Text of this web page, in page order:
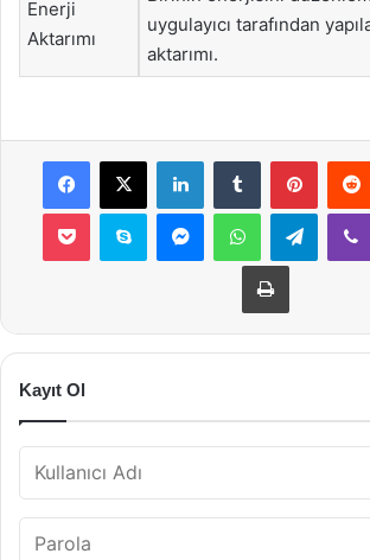
Enerji
Aktarımı
uygulayıcı tarafından
aktarımı.
Facebook
X LinkedInTumblr
Pocket Skype MessengerWhatsApp
Yazdır
Kayıt Ol